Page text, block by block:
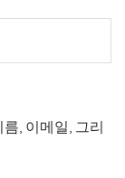
, 이메일, 그리